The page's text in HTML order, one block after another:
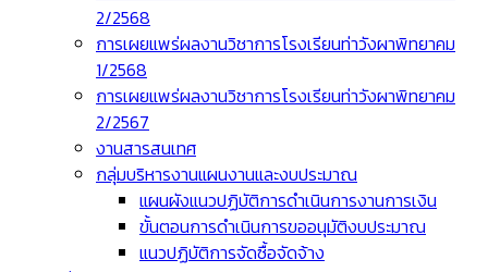
2/2568
การเผยแพร่ผลงานวิชาการโรงเรียนท่าวังผาพิทยาคม
1/2568
การเผยแพร่ผลงานวิชาการโรงเรียนท่าวังผาพิทยาคม
2/2567
งานสารสนเทศ
กลุ่มบริหารงานแผนงานและงบประมาณ
แผนผังแนวปฏิบัติการดำเนินการงานการเงิน
ขั้นตอนการดำเนินการขออนุมัติงบประมาณ
แนวปฏิบัติการจัดซื้อจัดจ้าง